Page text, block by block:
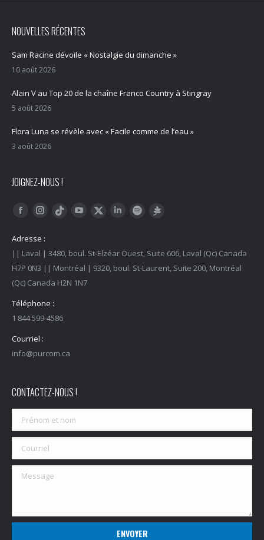
NOUVELLES RÉCENTES
Sam Racine dévoile « Nostalgie du dimanche »
10 août 2026
Alain V au Top 20 de la chaîne Franco Country à Stingray
5 août 2026
Flora Luna se révèle avec « Facile comme de l’eau »
3 août 2026
JOIGNEZ-NOUS !
Trouvez nous sur :
FacebookInstagram
Tiktok YouTubeTwitter LinkedInSpotify
Adresse :
|| Laval | 3480, boul. St-Elzéar Ouest, Suite 606, Laval (Qc) Canada
H7P 0N3 || Montréal | 9320, boul. St-Laurent, Suite 200, Montréal
(Qc) Canada H2N 1N7
Téléphone :
1 844 599-4586
Courriel :
info@purcom.ca
CONTACTEZ-NOUS !